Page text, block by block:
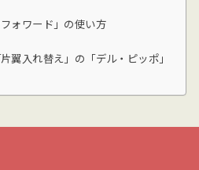
フォワード」の使い方
翼入れ替え」の「デル・ピッポ」